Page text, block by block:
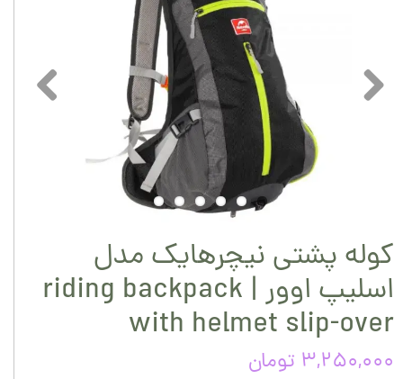
کوله پشتی نیچرهایک مدل
اسلیپ اوور | riding backpack
with helmet slip-over
۳,۲۵۰,۰۰۰ تومان